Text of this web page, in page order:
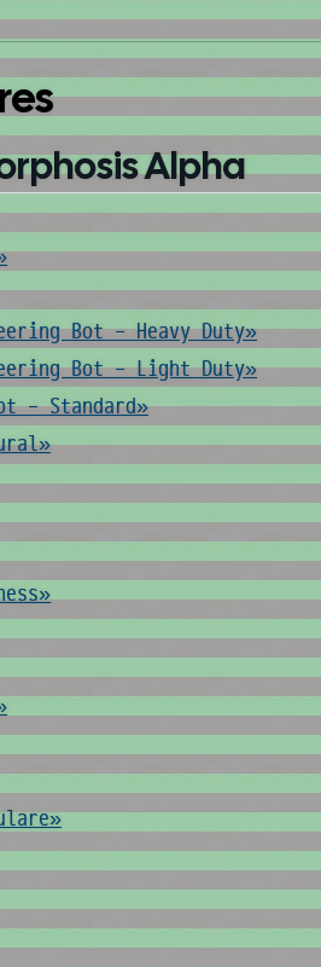
Alpha
Bot - Heavy Duty»
Bot - Light Duty»
- Standard»